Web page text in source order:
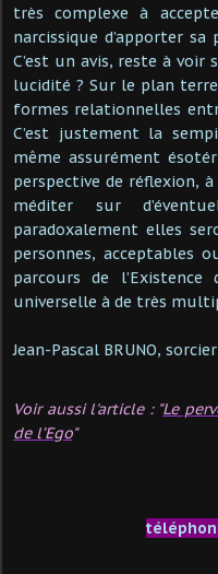
très complexe à
narcissique d’apporter
C’est un avis, reste à
lucidité ? Sur le plan
formes relationnelles
C’est justement la
même assurément
perspective de réflexion,
méditer sur
paradoxalement elles
personnes, acceptables
parcours de
universelle à de très
Jean-Pascal BRUNO,
Voir aussi l'article : "Le
de l’Ego"